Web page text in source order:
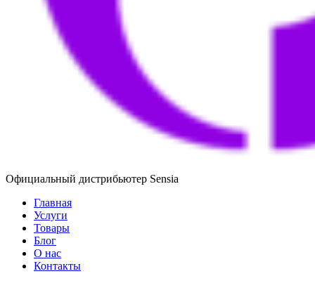
Официальный дистрибьютер Sensia
Главная
Услуги
Товары
Блог
О нас
Контакты